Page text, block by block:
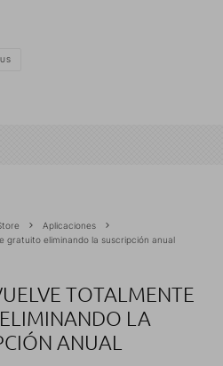
Aplicaciones
gratuito eliminando la suscripción anual
TOTALMENTE
LA
ANUAL